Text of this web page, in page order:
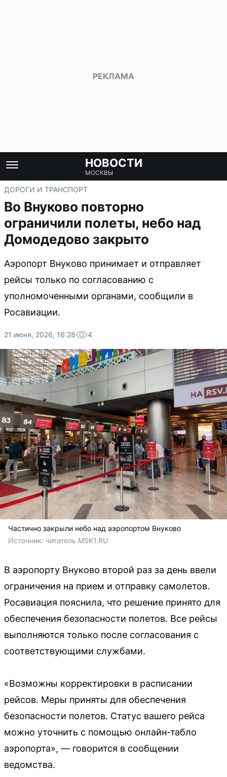
НОВОСТИ
МОСКВЫ
ДОРОГИ И ТРАНСПОРТ
Во Внуково повторно
ограничили полеты, небо над
Домодедово закрыто
Аэропорт Внуково принимает и отправляет
рейсы только по согласованию с
уполномоченными органами, сообщили в
Росавиации.
21 июня, 2026, 16:28 4
Частично закрыли небо над аэропортом Внуково
Источник: читатель MSK1.RU
В аэропорту Внуково второй раз за день ввели
ограничения на прием и отправку самолетов.
Росавиация пояснила, что решение принято для
обеспечения безопасности полетов. Все рейсы
выполняются только после согласования с
соответствующими службами.
«Возможны корректировки в расписании
рейсов. Меры приняты для обеспечения
безопасности полетов. Статус вашего рейса
можно уточнить с помощью онлайн-табло
аэропорта», — говорится в сообщении
ведомства.